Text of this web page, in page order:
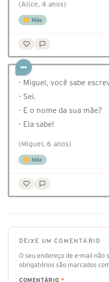
(Alice, 4 anos)
Mãe
- Miguel, você sabe
- Sei.
- E o nome da sua mãe?
- Ela sabe!
(Miguel, 6 anos)
Mãe
DEIXE UM COMENTÁRIO
O seu endereço de e-mail não
obrigatórios são marcados
COMENTÁRIO *